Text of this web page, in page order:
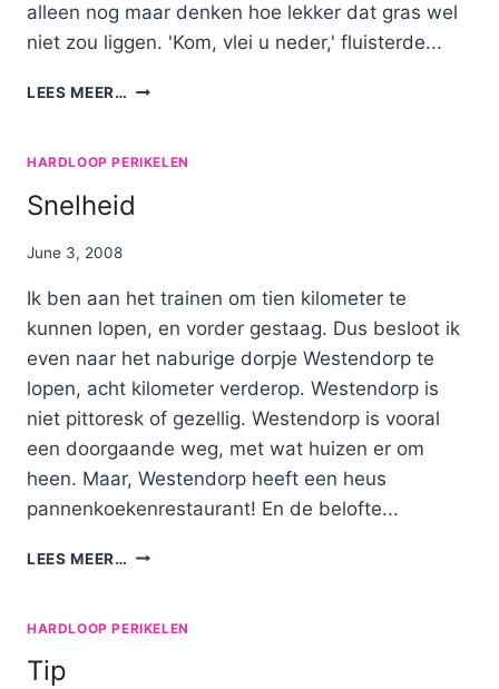
alleen nog maar denken hoe lekker dat gras wel
niet zou liggen. 'Kom, vlei u neder,' fluisterde...
LEES MEER… GEDACHTEN
LOOP
HARDLOOP PERIKELEN
Snelheid
By
June 3, 2008
Ik ben aan het trainen om tien kilometer te
kunnen lopen, en vorder gestaag. Dus besloot ik
even naar het naburige dorpje Westendorp te
lopen, acht kilometer verderop. Westendorp is
niet pittoresk of gezellig. Westendorp is vooral
een doorgaande weg, met wat huizen er om
heen. Maar, Westendorp heeft een heus
pannenkoekenrestaurant! En de belofte...
LEES MEER… SNELHEID
HARDLOOP PERIKELEN
Tip